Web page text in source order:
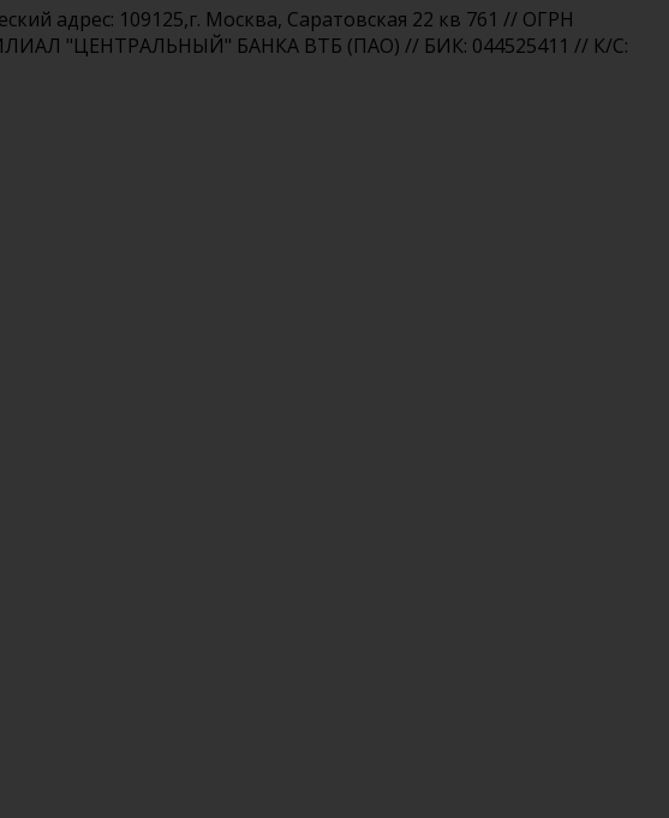
адрес: 109125,г. Москва, Саратовская 22 кв 761 // ОГРН
"ЦЕНТРАЛЬНЫЙ" БАНКА ВТБ (ПАО) // БИК: 044525411 // К/С: